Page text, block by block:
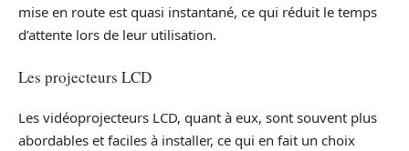
mise en route est quasi instantané, ce qui réduit le temps
d’attente lors de leur utilisation.
Les projecteurs LCD
Les vidéoprojecteurs LCD, quant à eux, sont souvent plus
abordables et faciles à installer, ce qui en fait un choix